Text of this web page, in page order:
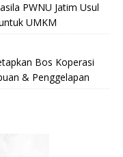
PWNU Jatim Usul
UMKM
Bos Koperasi
& Penggelapan